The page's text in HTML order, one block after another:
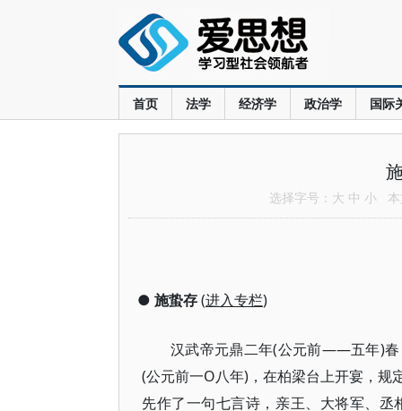
首页 法学 经济学 政治学 国际
选择字号： 大 中 小 本
● 施蛰存(进入专栏)
汉武帝元鼎二年(公元前——五年)春
(公元前一O八年)，在柏梁台上开宴，规
先作了一句七言诗，亲王、大将军、